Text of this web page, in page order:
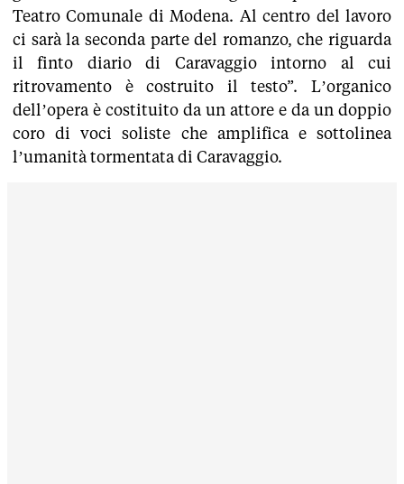
Teatro Comunale di Modena. Al centro del lavoro
ci sarà la seconda parte del romanzo, che riguarda
il finto diario di Caravaggio intorno al cui
ritrovamento è costruito il testo”. L’organico
dell’opera è costituito da un attore e da un doppio
coro di voci soliste che amplifica e sottolinea
l’umanità tormentata di Caravaggio.